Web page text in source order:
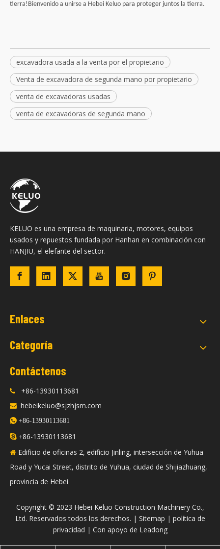
tierra!Bienvenido a unirse a Hebei Keluo para proteger juntos la tierra.
excavadora usada a la venta por el propietario
Venta de excavadora de segunda mano por propietario
venta de excavadoras usadas
venta de excavadoras de segunda mano
KELUO es una empresa de maquinaria, motores, equipos
usados ​​y repuestos fundada por Hanhan en combinación con
HANJIU, el elefante del sector.
Enlaces
Categoría
Contáctenos
 +86-13930113681
 hebeikeluo@sjzhjsm.com
 +86-13930113681
 +86-13930113681
 Edificio de oficinas 2, edificio Jinling, intersección de Yuhua
Road y Yucai Street, distrito de Yuhua, ciudad de Shijiazhuang,
provincia de Hebei
​Copyright © 2023 Hebei Keluo Construction Machinery Co.,
Ltd. Reservados todos los derechos. | Sitemap | política de
privacidad | Con apoyo de Leadong